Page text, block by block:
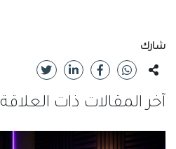
شارك
آخر المقالات ذات العلاقة